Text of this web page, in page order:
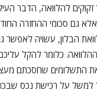
להלוואה, הדבר
גם סכומי ההחזרה
הבלון, עשויה לאפשר
כלומר להקל
התשלומים שחסכתם
על רכישת נכס